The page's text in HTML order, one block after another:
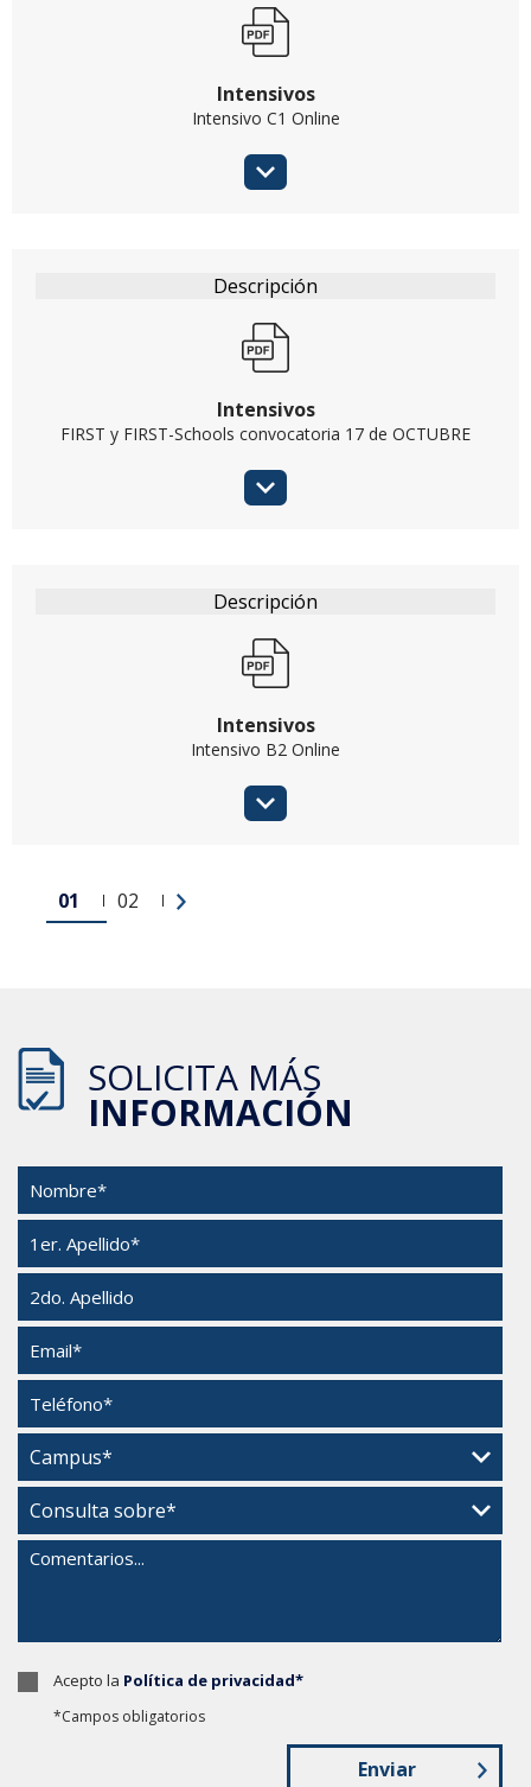
Intensivos
Intensivo C1 Online
Intensivos
FIRST y FIRST-Schools convocatoria 17 de OCTUBRE
Intensivos
Intensivo B2 Online
01 02
SOLICITA MÁS
INFORMACIÓN
Acepto la Política de privacidad*
*Campos obligatorios
Enviar